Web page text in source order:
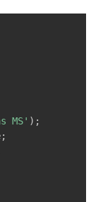
MS' ) ;
;